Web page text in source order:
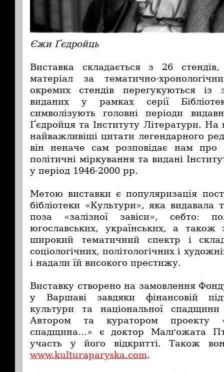
Єжи Ґєдройць
Виставка складається з 26
матеріал за тематично-
окремих стендів перегукуються із
виданих у рамках серії
символізують головні періоди
Ґєдройця та Інституту Літератури.
найважливіші цитати легендарного
він неначе сам розповідає нам про
політичні міркування та видані
у період 1946-2000 рр.
Метою виставки є популяризація
бібліотеки «Культури», яка видавала
поза «залізної завіси», себто:
югославських, українських, а також
широкий тематичний спектр і
соціологічних, політологічних і
і надали їй високого престижу.
Виставку створено на замовлення
у Варшаві завдяки фінансовій
культури та національної
Автором та куратором проекту
спадщина…» є доктор Малґожата
участь у його відкритті. Також
www.kulturaparyska.com.